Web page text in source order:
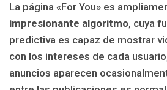
La página «For You» es
impresionante algoritmo, cuya
predictiva es capaz de mostrar
con los intereses de cada
anuncios aparecen